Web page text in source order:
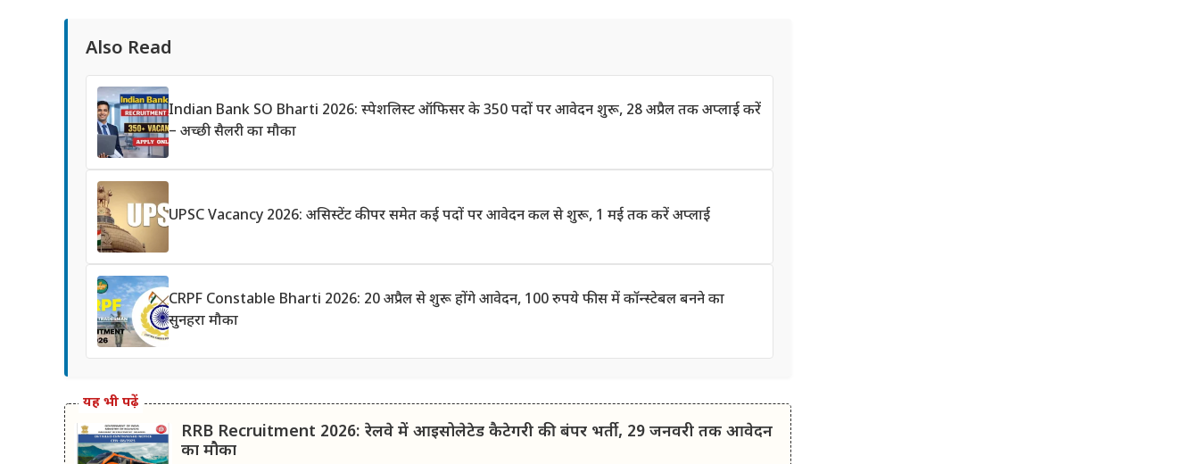
Also Read
Indian Bank SO Bharti 2026: स्पेशलिस्ट ऑफिसर के 350 पदों पर आवेदन शुरू, 28 अप्रैल तक अप्लाई करें
– अच्छी सैलरी का मौका
UPSC Vacancy 2026: असिस्टेंट कीपर समेत कई पदों पर आवेदन कल से शुरू, 1 मई तक करें अप्लाई
CRPF Constable Bharti 2026: 20 अप्रैल से शुरू होंगे आवेदन, 100 रुपये फीस में कॉन्स्टेबल बनने का
सुनहरा मौका
यह भी पढ़ें
RRB Recruitment 2026: रेलवे में आइसोलेटेड कैटेगरी की बंपर भर्ती, 29 जनवरी तक आवेदन
का मौका